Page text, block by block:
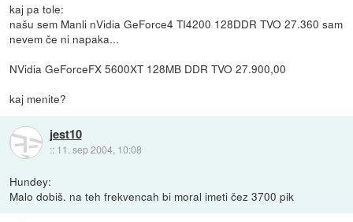
kaj pa tole:
našu sem Manli nVidia GeForce4 TI4200 128DDR TVO 27.360 sam
nevem če ni napaka...
NVidia GeForceFX 5600XT 128MB DDR TVO 27.900,00
kaj menite?
jest10
:: 11. sep 2004, 10:08
Hundey:
Malo dobiš. na teh frekvencah bi moral imeti čez 3700 pik